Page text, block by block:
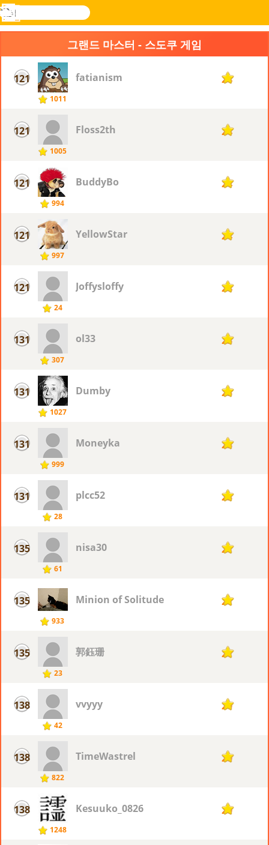
Novel
검
색
로그
메
뉴
그랜드 마스터 - 스도쿠 게임
121
1011
fatianism 24
121
1005
Floss2th 24
121
994
BuddyBo 24
121
997
YellowStar 24
121
24
Joffysloffy 24
131
307
ol33 23
131
1027
Dumby 23
131
999
Moneyka 23
131
28
plcc52 23
135
61
nisa30 21
135
933
Minion of Solitude 21
135
23
郭鈺珊 21
138
42
vvyyy 20
138
822
TimeWastrel 20
138
1248
Kesuuko_0826 20